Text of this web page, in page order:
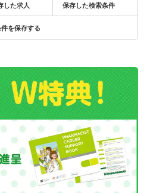
した求人 保存した検索条件
を保存する